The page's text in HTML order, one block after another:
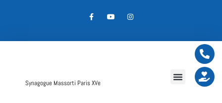
Synagogue Massorti Paris XVe